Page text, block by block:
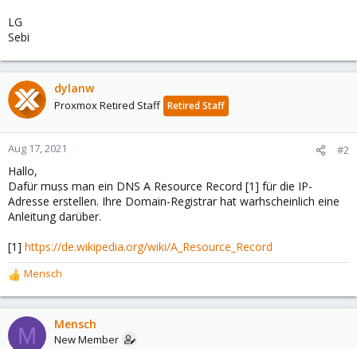
LG
Sebi
dylanw
Proxmox Retired Staff Retired Staff
Aug 17, 2021 #2
Hallo,
Dafür muss man ein DNS A Resource Record [1] für die IP-
Adresse erstellen. Ihre Domain-Registrar hat warhscheinlich eine
Anleitung darüber.
[1] https://de.wikipedia.org/wiki/A_Resource_Record
R
e
a
c
t
Mensch
M Mensch
New Member